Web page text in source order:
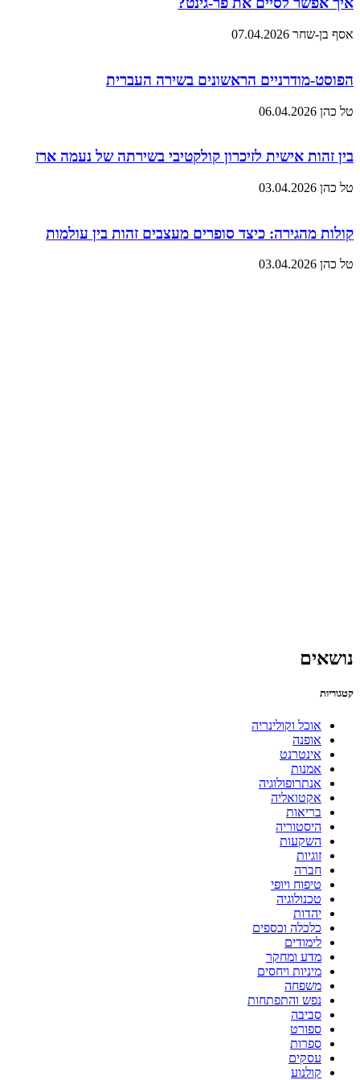
אסף בן-שחר 07.04.2026
הפוסט-מודרניים הראשונים בשירה העברית
טל כהן 06.04.2026
בין זהות אישית לזיכרון קולקטיבי בשירתה של נעמה ארז
טל כהן 03.04.2026
קולות מהגירה: כיצד סופרים מעצבים זהות בין עולמות
טל כהן 03.04.2026
נושאים
קטגוריות
אוכל וקולינריה
אופנה
אינטרנט
אמנות
אנתרופולוגיה
אקטואליה
בריאות
היסטוריה
השקעות
זוגיות
חברה
טיפוח ויופי
טכנולוגיה
יהדות
כלכלה וכספים
לימודים
מדע ומחקר
מיניות ויחסים
משפחה
נפש והתפתחות
סביבה
ספורט
ספרות
עסקים
קולנוע